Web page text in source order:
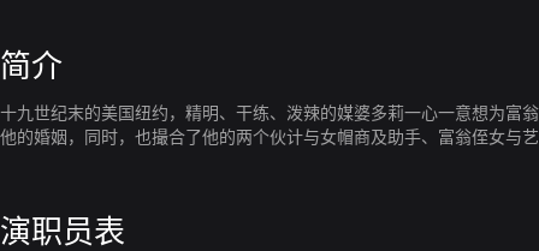
简介
十九世纪末的美国纽约，精明、干练、泼辣的媒婆多莉一心一意想为富
他的婚姻，同时，也撮合了他的两个伙计与女帽商及助手、富翁侄女与
演职员表